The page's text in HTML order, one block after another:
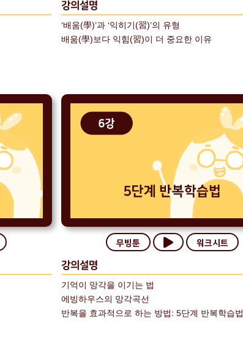
강의설명
‘배움(學)’과 ‘익히기(習)’의 유형
배움(學)보다 익힘(習)이 더 중요한 이유
무빙툰 워크시트
강의설명
기억이 망각을 이기는 법
에빙하우스의 망각곡선
반복을 효과적으로 하는 방법: 5단계 반복학습법